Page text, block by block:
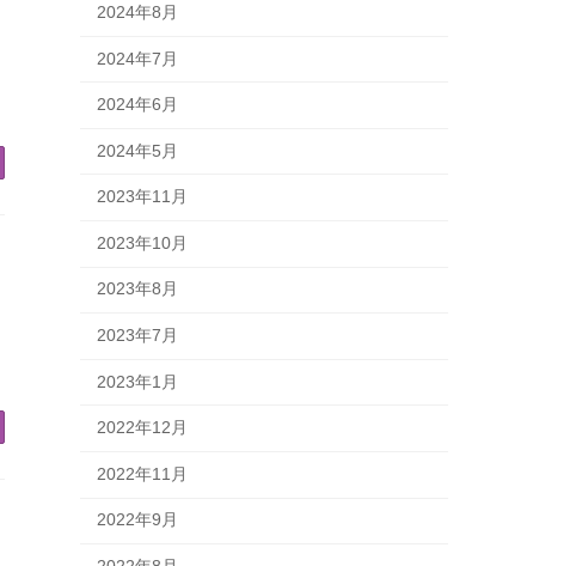
2024年8月
2024年7月
2024年6月
2024年5月
2023年11月
2023年10月
2023年8月
2023年7月
2023年1月
2022年12月
2022年11月
2022年9月